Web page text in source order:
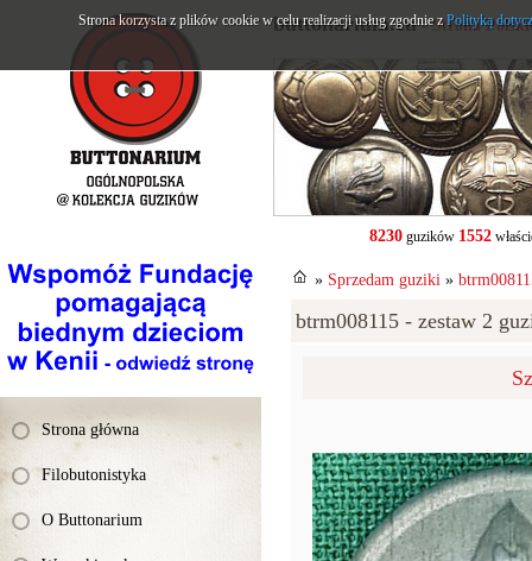
Strona główna
Filobutonistyka
O Buttonarium
buttonarium.eu- Strona
8230guzików 1552
» Sprzedam guziki »
btrm008115 - zestaw 2
Strona korzysta z plików cookie w celu realizacji usług zgodnie zPolityką